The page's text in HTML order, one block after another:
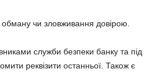
чи зловживання довірою.
служби безпеки банку та під
реквізити останньої. Також є